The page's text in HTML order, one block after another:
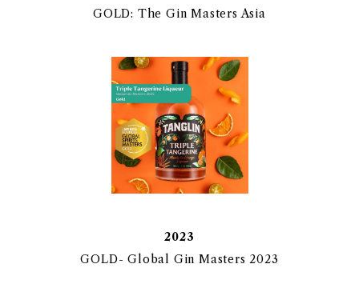
GOLD: The Gin Masters Asia
2023
GOLD- Global Gin Masters 2023